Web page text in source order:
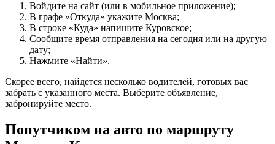
Войдите на сайт (или в мобильное приложение);
В графе «Откуда» укажите Москва;
В строке «Куда» напишите Куровское;
Сообщите время отправления на сегодня или на другую
дату;
Нажмите «Найти».
Скорее всего, найдется несколько водителей, готовых вас
забрать с указанного места. Выберите объявление,
забронируйте место.
Попутчиком на авто по маршруту